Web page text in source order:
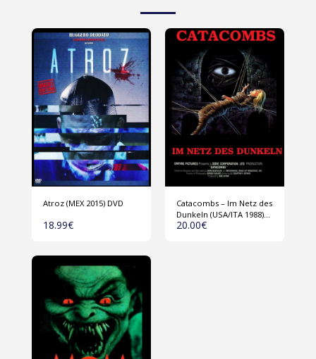
Atroz (MEX 2015) DVD
18.99€
Catacombs – Im Netz des
Dunkeln (USA/ITA 1988)
DVD
20.00€